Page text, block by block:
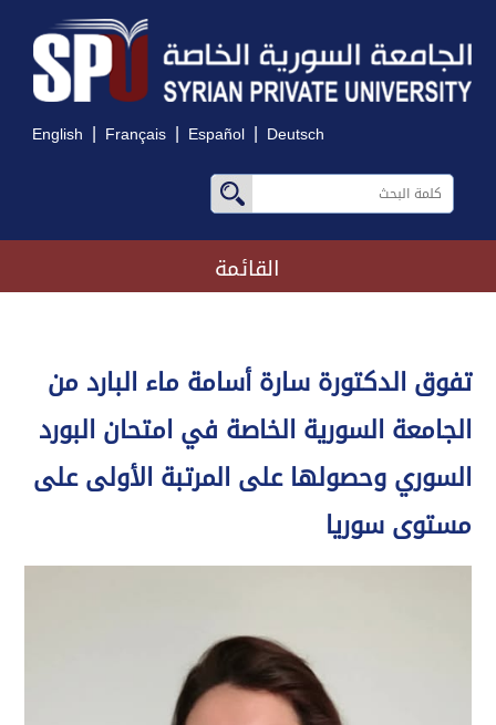
English | Français | Español | Deutsch
القائمة
تفوق الدكتورة سارة أسامة ماء البارد من
الجامعة السورية الخاصة في امتحان البورد
السوري وحصولها على المرتبة الأولى على
مستوى سوريا